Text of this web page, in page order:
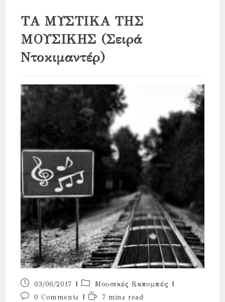
ΤΑ ΜΥΣΤΙΚΑ ΤΗΣ
ΜΟΥΣΙΚΗΣ (Σειρά
Ντοκιμαντέρ)
Post
published:
03/06/2017
Post
category:
Μουσικές Εκπομπές
Post0 Comments
Reading7 mins read